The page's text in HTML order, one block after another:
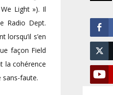
Light »). Il
Radio Dept.
lorsqu’il s’en
façon Field
la cohérence
sans-faute.